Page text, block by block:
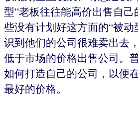
型”老板往往能高价出售自
些没有计划好这方面的“被动
识到他们的公司很难卖出去
低于市场的价格出售公司。
如何打造自己的公司，以便
最好的价格。